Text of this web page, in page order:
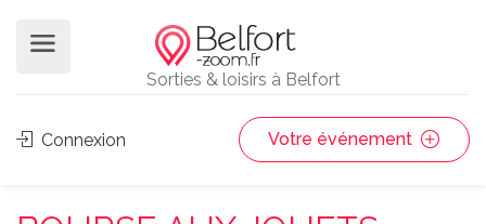
Sorties & loisirs à Belfort
Connexion Votre événement